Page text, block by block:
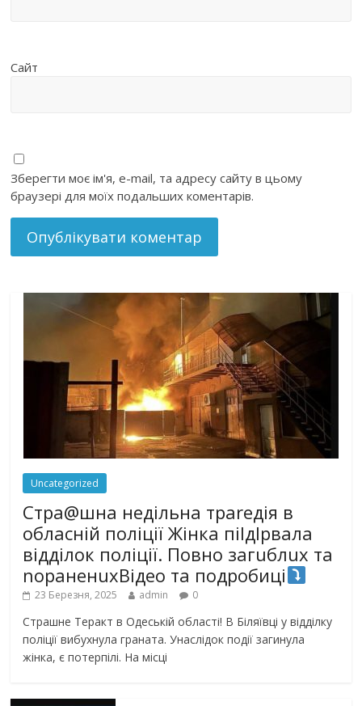
Сайт
Зберегти моє ім'я, e-mail, та адресу сайту в цьому
браузері для моїх подальших коментарів.
Uncategorized
Стра@шна недільна траrедія в
обласній поліції Жінка піlдlрвала
відділок поліції. Повно загuблuх та
nораненuхВідео та подробиці
23 Березня, 2025 admin 0
Страшне Теракт в Одеській області! В Біляївці у відділку
поліції вибухнула граната. Унаслідок події загинула
жінка, є потерпілі. На місці